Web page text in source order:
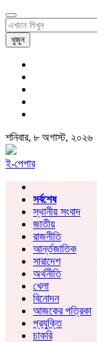
খুজুন
শনিবার, ৮ অগাস্ট, ২০২৬
ই-পেপার
সর্বশেষ
স্থানীয় সংবাদ
জাতীয়
রাজনীতি
আর্ন্তজাতিক
সারাদেশ
অর্থনীতি
খেলা
বিনোদন
আজকের পত্রিকা
প্রযুক্তি
চাকরি